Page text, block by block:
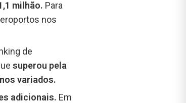
milhão. Para
nos
de
superou pela
variados.
adicionais. Em